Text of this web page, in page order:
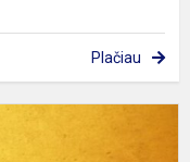
Plačiau